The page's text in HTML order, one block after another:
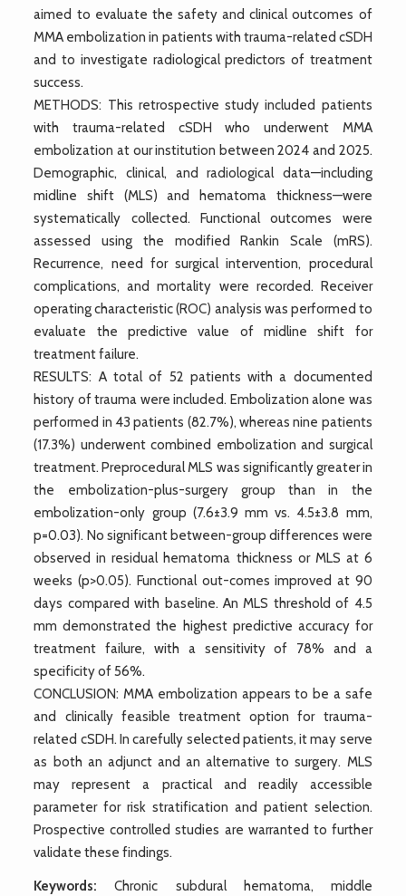
aimed to evaluate the safety and clinical outcomes of
MMA embolization in patients with trauma-related cSDH
and to investigate radiological predictors of treatment
success.
METHODS: This retrospective study included patients
with trauma-related cSDH who underwent MMA
embolization at our institution between 2024 and 2025.
Demographic, clinical, and radiological data—including
midline shift (MLS) and hematoma thickness—were
systematically collected. Functional outcomes were
assessed using the modified Rankin Scale (mRS).
Recurrence, need for surgical intervention, procedural
complications, and mortality were recorded. Receiver
operating characteristic (ROC) analysis was performed to
evaluate the predictive value of midline shift for
treatment failure.
RESULTS: A total of 52 patients with a documented
history of trauma were included. Embolization alone was
performed in 43 patients (82.7%), whereas nine patients
(17.3%) underwent combined embolization and surgical
treatment. Preprocedural MLS was significantly greater in
the embolization-plus-surgery group than in the
embolization-only group (7.6±3.9 mm vs. 4.5±3.8 mm,
p=0.03). No significant between-group differences were
observed in residual hematoma thickness or MLS at 6
weeks (p>0.05). Functional out-comes improved at 90
days compared with baseline. An MLS threshold of 4.5
mm demonstrated the highest predictive accuracy for
treatment failure, with a sensitivity of 78% and a
specificity of 56%.
CONCLUSION: MMA embolization appears to be a safe
and clinically feasible treatment option for trauma-
related cSDH. In carefully selected patients, it may serve
as both an adjunct and an alternative to surgery. MLS
may represent a practical and readily accessible
parameter for risk stratification and patient selection.
Prospective controlled studies are warranted to further
validate these findings.
Keywords: Chronic subdural hematoma, middle